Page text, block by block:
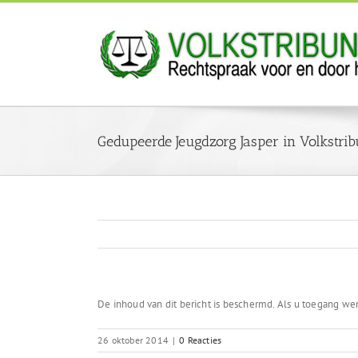
Ga
Gedupeerde Jeugdzorg Jasper in
De inhoud van dit bericht is beschermd. Als u toegang
26 oktober 2014 | 0 Reacties